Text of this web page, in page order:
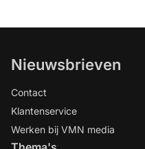
Nieuwsbrieven
Contact
Klantenservice
Werken bij VMN media